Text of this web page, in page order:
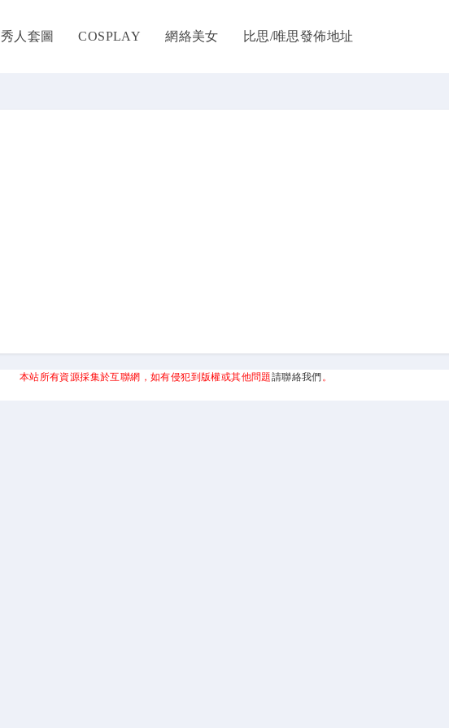
秀人套圖 COSPLAY 網絡美女 比思/唯思發佈地址
本站所有資源採集於互聯網，如有侵犯到版權或其他問題請聯絡我們 。